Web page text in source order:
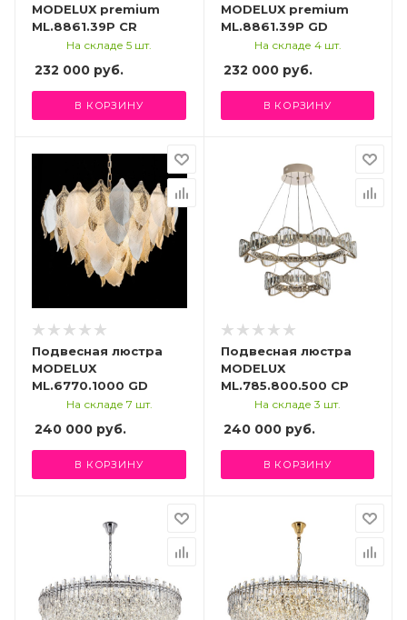
MODELUX premium
ML.8861.39P CR
На складе 5 шт.
232 000 руб.
В КОРЗИНУ
MODELUX premium
ML.8861.39P GD
На складе 4 шт.
232 000руб.
В КОРЗИНУ
Подвесная люстра
MODELUX
ML.6770.1000 GD
На складе 7 шт.
240 000 руб.
В КОРЗИНУ
Подвесная люстра
MODELUX
ML.785.800.500 CP
На складе 3 шт.
240 000руб.
В КОРЗИНУ